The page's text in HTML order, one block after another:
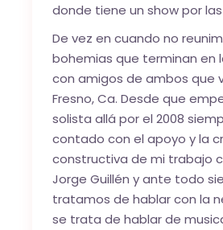
donde tiene un show por
De vez en cuando no
bohemias que terminan en
con amigos de ambos que
Fresno, Ca. Desde que
solista allá por el 2008
contado con el apoyo y la
constructiva de mi trabajo
Jorge Guillén y ante todo
tratamos de hablar con la
se trata de hablar de